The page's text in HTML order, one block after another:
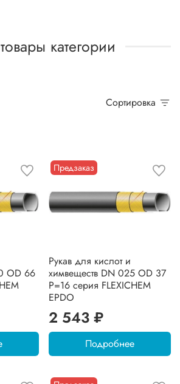
категории
Сортировка
OD 66
Предзаказ
Рукав для кислот и
химвеществ DN 025 OD 37
P=16 серия FLEXICHEM
EPDO
2 543 ₽
Подробнее